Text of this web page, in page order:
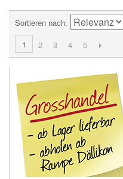
Sortieren nach
1
2 3 4 5